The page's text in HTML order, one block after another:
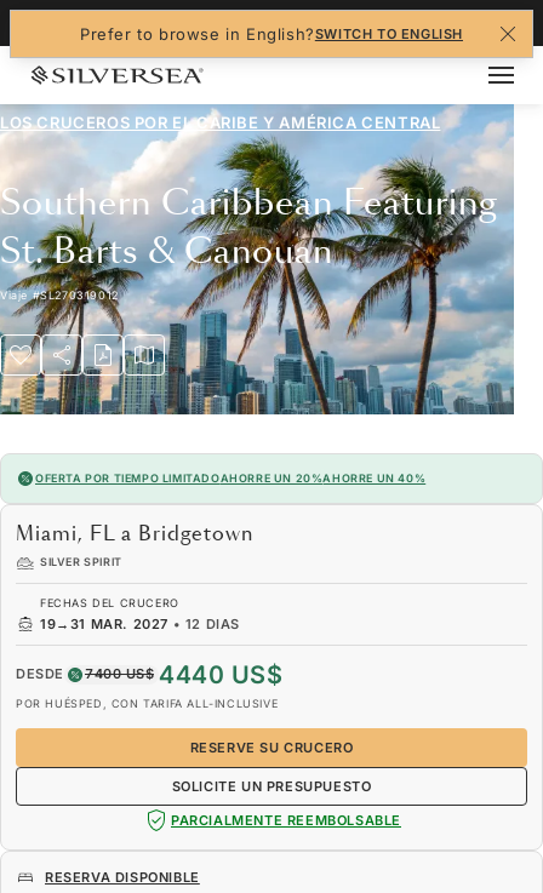
Prefer to browse in English?SWITCH TO ENGLISH
LOS CRUCEROS POR ELCARIBE Y AMÉRICA CENTRAL
Southern Caribbean Featuring
St. Barts & Canouan
Viaje #SL270319012
OFERTA POR TIEMPO LIMITADOAHORRE UN 20%AHORRE UN 40%
Miami, FL a Bridgetown
SILVER SPIRIT
FECHAS DEL CRUCERO
19→ 31 MAR. 2027 • 12 DIAS
DESDE 7400 US$ 4440 US$
POR HUÉSPED, CON TARIFA ALL-INCLUSIVE
RESERVE SU CRUCERO
SOLICITE UN PRESUPUESTO
PARCIALMENTE REEMBOLSABLE
RESERVA DISPONIBLE